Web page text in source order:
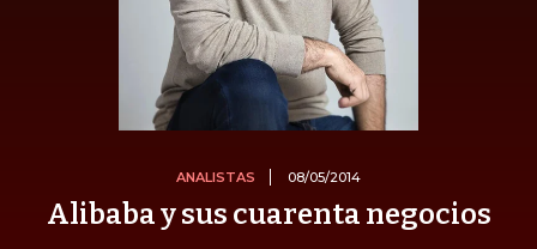
ANALISTAS 08/05/2014
Alibaba y sus cuarenta negocios